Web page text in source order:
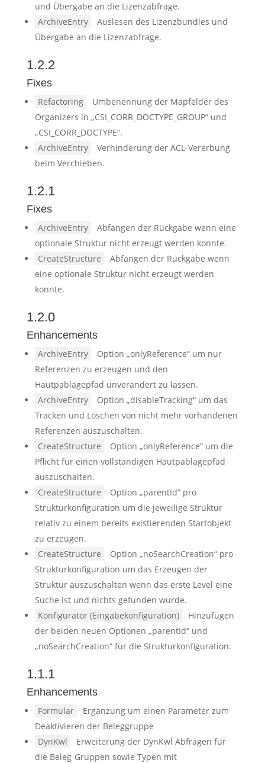
und Übergabe an die Lizenzabfrage.
ArchiveEntry
Auslesen des Lizenzbundles und
Übergabe an die Lizenzabfrage.
1.2.2
Fixes
Refactoring
Umbenennung der Mapfelder des
Organizers in „CSI_CORR_DOCTYPE_GROUP“ und
„CSI_CORR_DOCTYPE“.
ArchiveEntry
Verhinderung der ACL-Vererbung
beim Verchieben.
1.2.1
Fixes
ArchiveEntry
Abfangen der Rückgabe wenn eine
optionale Struktur nicht erzeugt werden konnte.
CreateStructure
Abfangen der Rückgabe wenn
eine optionale Struktur nicht erzeugt werden
konnte.
1.2.0
Enhancements
ArchiveEntry
Option „onlyReference“ um nur
Referenzen zu erzeugen und den
Hautpablagepfad unverändert zu lassen.
ArchiveEntry
Option „disableTracking“ um das
Tracken und Löschen von nicht mehr vorhandenen
Referenzen auszuschalten.
CreateStructure
Option „onlyReference“ um die
Pflicht für einen vollständigen Hautpablagepfad
auszuschalten.
CreateStructure
Option „parentId“ pro
Strukturkonfiguration um die jeweilige Struktur
relativ zu einem bereits existierenden Startobjekt
zu erzeugen.
CreateStructure
Option „noSearchCreation“ pro
Strukturkonfiguration um das Erzeugen der
Struktur auszuschalten wenn das erste Level eine
Suche ist und nichts gefunden wurde.
Konfigurator (Eingabekonfiguration)
Hinzufügen
der beiden neuen Optionen „parentId“ und
„noSearchCreation“ für die Strukturkonfiguration.
1.1.1
Enhancements
Formular
Ergänzung um einen Parameter zum
Deaktivieren der Beleggruppe
DynKwl
Erweiterung der DynKwl Abfragen für
die Beleg-Gruppen sowie Typen mit